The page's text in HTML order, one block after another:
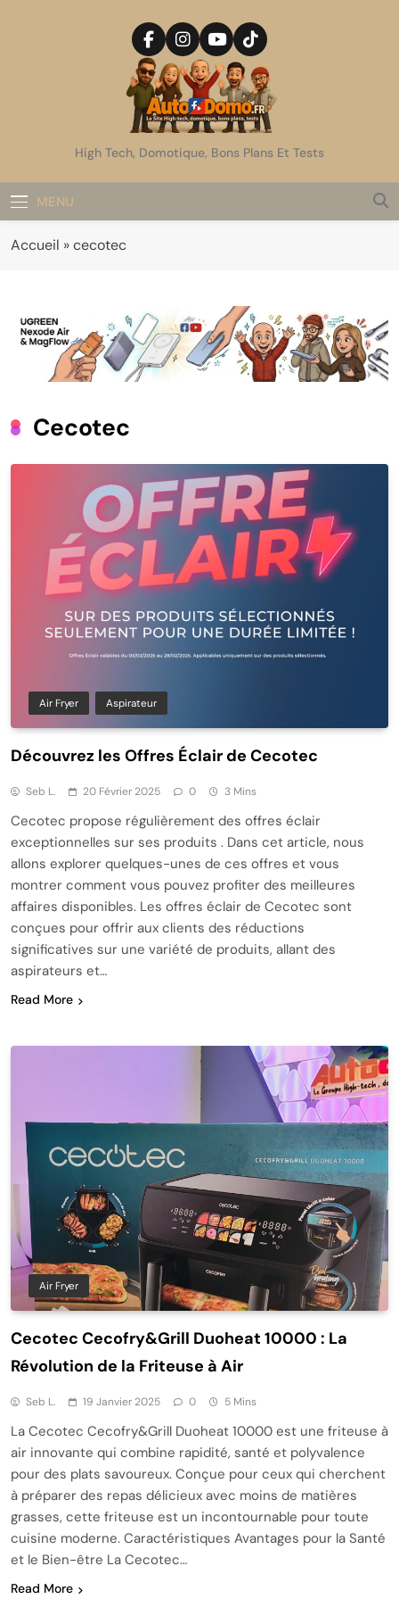
AutoDomo
High Tech, Domotique, Bons Plans Et Tests
MENU
Accueil »cecotec
Cecotec
Air Fryer Aspirateur
Découvrez les Offres Éclair de Cecotec
Seb L. 20 Février 2025 0 3 Mins
Cecotec propose régulièrement des offres éclair
exceptionnelles sur ses produits . Dans cet article, nous
allons explorer quelques-unes de ces offres et vous
montrer comment vous pouvez profiter des meilleures
affaires disponibles. Les offres éclair de Cecotec sont
conçues pour offrir aux clients des réductions
significatives sur une variété de produits, allant des
aspirateurs et…
Read More
Air Fryer
Cecotec Cecofry&Grill Duoheat 10000 : La
Révolution de la Friteuse à Air
Seb L. 19 Janvier 2025 0 5 Mins
La Cecotec Cecofry&Grill Duoheat 10000 est une friteuse à
air innovante qui combine rapidité, santé et polyvalence
pour des plats savoureux. Conçue pour ceux qui cherchent
à préparer des repas délicieux avec moins de matières
grasses, cette friteuse est un incontournable pour toute
cuisine moderne. Caractéristiques Avantages pour la Santé
et le Bien-être La Cecotec…
Read More